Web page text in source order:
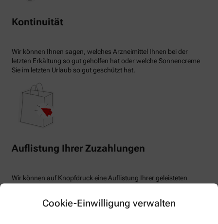
Cookie-Einwilligung verwalten
Kontinuität
Wir können Ihnen sagen, welches Arzneimittel Ihnen bei der
letzten Erkältung so gut geholfen hat oder welche Sonnencreme
Sie im letzten Urlaub so gut geschützt hat.
Auflistung Ihrer Zuzahlungen
Wir können auf Knopfdruck eine Auflistung Ihrer geleisteten